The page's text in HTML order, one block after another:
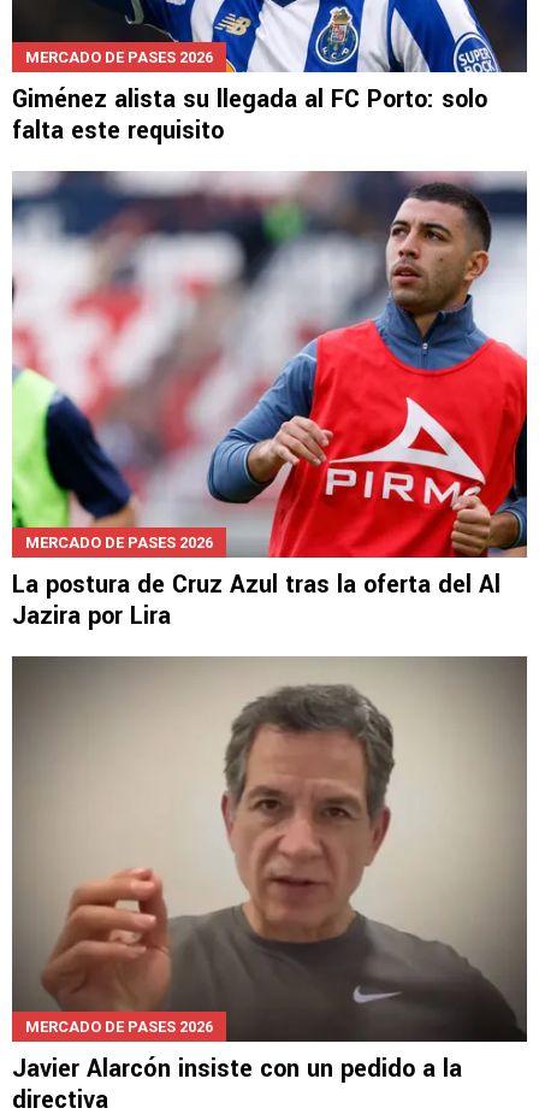
MERCADO DE PASES 2026
Giménez alista su llegada al FC Porto: solo
falta este requisito
MERCADO DE PASES 2026
La postura de Cruz Azul tras la oferta del Al
Jazira por Lira
MERCADO DE PASES 2026
Javier Alarcón insiste con un pedido a la
directiva